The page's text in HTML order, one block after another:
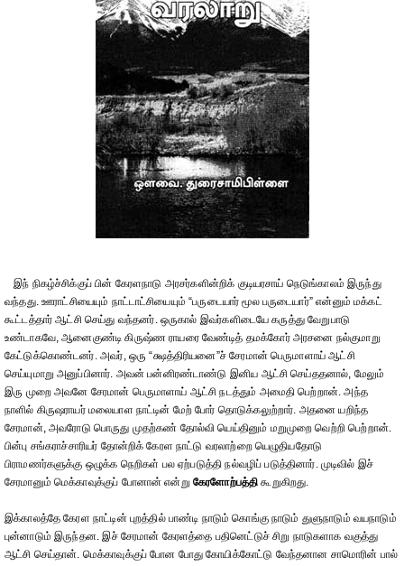
இந் நிகழ்ச்சிக்குப் பின் கேரளநாடு அரசர்களின்றிக் குடியரசாய் நெடுங்காலம் இருந்து
வந்தது. ஊராட்சியையும் நாட்டாட்சியையும் “பருடையார் மூல பருடையார்” என்னும் மக்கட்
கூட்டத்தார் ஆட்சி செய்து வந்தனர். ஒருகால் இவர்களிடையே கருத்து வேறுபாடு
உண்டாகவே, ஆனைகுண்டி கிருஷ்ண ராயரை வேண்டித் தமக்கோர் அரசனை நல்குமாறு
கேட்டுக்கொண்டனர். அவர், ஒரு “க்ஷத்திரியனை”ச் சேரமான் பெருமாளாய் ஆட்சி
செய்யுமாறு அனுப்பினார். அவன் பன்னிரண்டாண்டு இனிய ஆட்சி செய்ததனால், மேலும்
இரு முறை அவனே சேரமான் பெருமாளாய் ஆட்சி நடத்தும் அமைதி பெற்றான். அந்த
நாளில் கிருஷராயர் மலையாள நாட்டின் மேற் போர் தொடுக்கலுற்றார். அதனை யறிந்த
சேரமான், அவரோடு பொருது முதற்கண் தோல்வி யெய்தினும் மறுமுறை வெற்றி பெற்றான்.
பின்பு சங்கராச்சாரியர் தோன்றிக் கேரள நாட்டு வரலாற்றை யெழுதியதோடு
பிராமணர்களுக்கு ஒழுக்க நெறிகள் பல ஏற்படுத்தி நல்வழிப் படுத்தினார். முடிவில் இச்
சேரமானும் மெக்காவுக்குப் போனான் என்று கேரளோற்பத்தி கூறுகிறது.
இக்காலத்தே கேரள நாட்டின் புறத்தில் பாண்டி நாடும் கொங்கு நாடும் துளுநாடும் வயநாடும்
புன்னாடும் இருந்தன. இச் சேரமான் கேரளத்தை பதினெட்டுச் சிறு நாடுகளாக வகுத்து
ஆட்சி செய்தான். மெக்காவுக்குப் போன போது கோயிக்கோட்டு வேந்தனான சாமொரின் பால்